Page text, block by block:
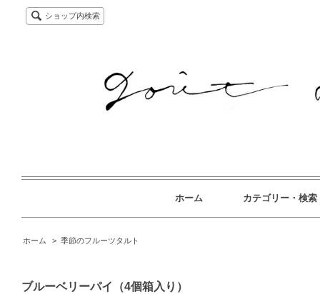
ショップ内検索
ホーム カテゴリー・検索
ホーム > 季節のフルーツタルト
ブルーベリーパイ（4個箱入り）